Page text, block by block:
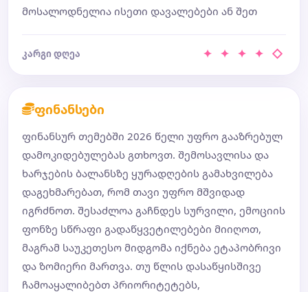
მოსალოდნელია ისეთი დავალებები ან შეთ
კარგი დღეა ✦ ✦ ✦ ✦ ◇
ფინანსები
ფინანსურ თემებში 2026 წელი უფრო გააზრებულ
დამოკიდებულებას გთხოვთ. შემოსავლისა და
ხარჯების ბალანსზე ყურადღების გამახვილება
დაგეხმარებათ, რომ თავი უფრო მშვიდად
იგრძნოთ. შესაძლოა გაჩნდეს სურვილი, ემოციის
ფონზე სწრაფი გადაწყვეტილებები მიიღოთ,
მაგრამ საუკეთესო მიდგომა იქნება ეტაპობრივი
და ზომიერი მართვა. თუ წლის დასაწყისშივე
ჩამოაყალიბებთ პრიორიტეტებს,